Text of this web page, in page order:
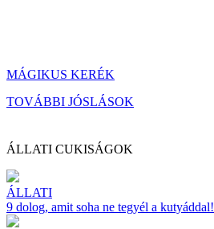
MÁGIKUS KERÉK
TOVÁBBI JÓSLÁSOK
ÁLLATI CUKISÁGOK
ÁLLATI
9 dolog, amit soha ne tegyél a kutyáddal!